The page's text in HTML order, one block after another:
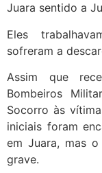
Juara sentido a
Eles
sofreram a
Assim que
Bombeiros
Socorro às
iniciais foram
em Juara, mas
grave.